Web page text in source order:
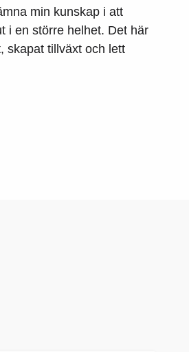
min kunskap i att
i en större helhet. Det här
skapat tillväxt och lett